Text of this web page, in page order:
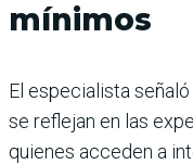
mínimos
El especialista
se reflejan en las
quienes acceden a